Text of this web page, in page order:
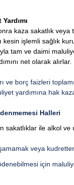
kaza sakatlık
kesin işlemli sağlık
tam ve daimi
net olarak alırlar.
ve borç faizleri
yardımına hak
Halleri
sakatlıklar ile alkol ve
veya
için